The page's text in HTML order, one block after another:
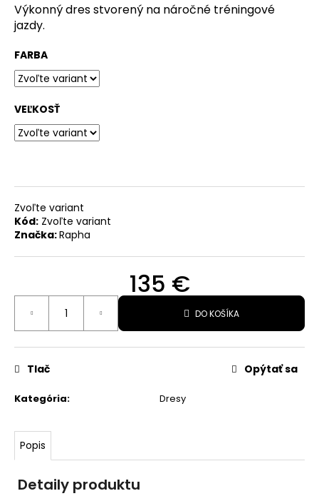
Výkonný dres stvorený na náročné tréningové
jazdy.
FARBA
VEĽKOSŤ
Zvoľte variant
Kód: Zvoľte variant
Značka:Rapha
135 €
DO KOŠÍKA
Kategória: Dresy
Tlač Opýtať sa
Popis
Detaily produktu
O
d
p
o
r
ú
č
e
KOMBINOVANÉ
INTERCHANGE
Pôvodne:
€